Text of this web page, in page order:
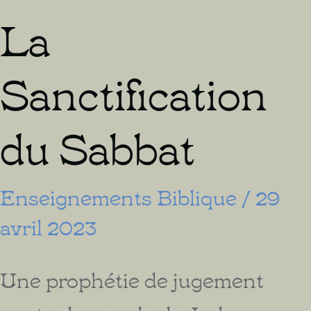
La
Sanctification
du Sabbat
Enseignements Biblique /29
avril 2023
Une prophétie de jugement